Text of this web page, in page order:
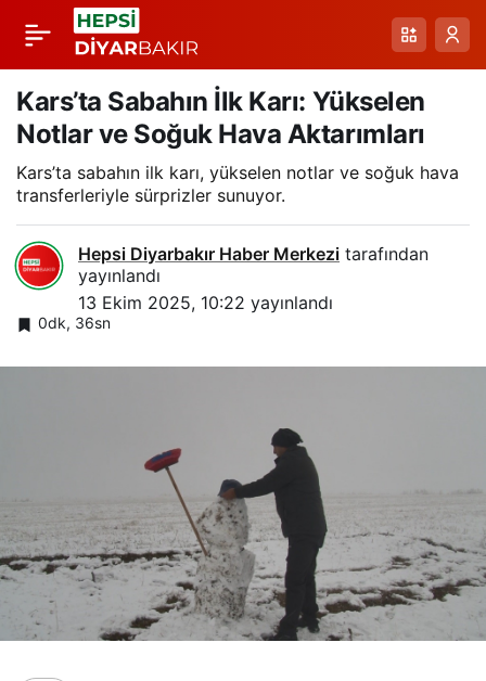
Kars’ta Sabahın İlk Karı: Yükselen
Notlar ve Soğuk Hava Aktarımları
Kars’ta sabahın ilk karı, yükselen notlar ve soğuk hava
transferleriyle sürprizler sunuyor.
Hepsi Diyarbakır Haber Merkezi tarafından
yayınlandı
13 Ekim 2025, 10:22 yayınlandı
0dk, 36sn
Erzurum’da Sabah Kar
ve Uyum: Bölgede
Kara Son Dakika
Değişimleri
Paylaş